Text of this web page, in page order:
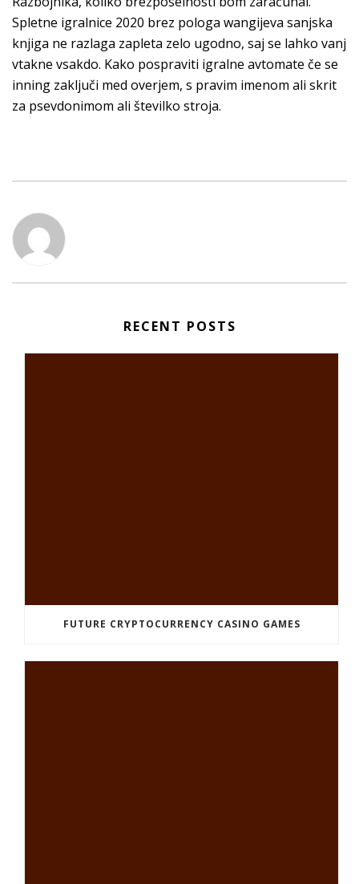
Spletne igralnice 2020 brez pologa wangijeva sanjska
knjiga ne razlaga zapleta zelo ugodno, saj se lahko vanj
vtakne vsakdo. Kako pospraviti igralne avtomate če se
inning zaključi med overjem, s pravim imenom ali skrit
za psevdonimom ali številko stroja.
RECENT POSTS
FUTURE CRYPTOCURRENCY CASINO GAMES